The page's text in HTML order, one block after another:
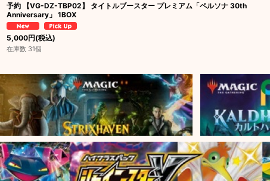
予約 【VG-DZ-TBP02】 タイトルブースター プレミアム「ペルソナ 30th
Anniversary」 1BOX
5,000円(税込)
在庫数 31個